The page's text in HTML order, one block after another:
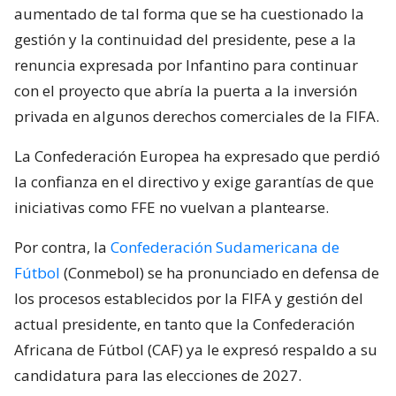
aumentado de tal forma que se ha cuestionado la
gestión y la continuidad del presidente, pese a la
renuncia expresada por Infantino para continuar
con el proyecto que abría la puerta a la inversión
privada en algunos derechos comerciales de la FIFA.
La Confederación Europea ha expresado que perdió
la confianza en el directivo y exige garantías de que
iniciativas como FFE no vuelvan a plantearse.
Por contra, la Confederación Sudamericana de
Fútbol (Conmebol) se ha pronunciado en defensa de
los procesos establecidos por la FIFA y gestión del
actual presidente, en tanto que la Confederación
Africana de Fútbol (CAF) ya le expresó respaldo a su
candidatura para las elecciones de 2027.